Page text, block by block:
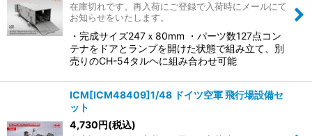
在庫切れです。再入荷にご登録で入荷時にメールにて
お知らせをいたします。
・完成サイズ247ｘ80mm ・パーツ数127点コン
テナをドアとランプを開けた状態で組み立て、別
売りのCH-54タルヘに組み合わせ可能
ICM[ICM48409]1/48 ドイツ空軍 飛行場設備セ
ット
4,730円(税込)